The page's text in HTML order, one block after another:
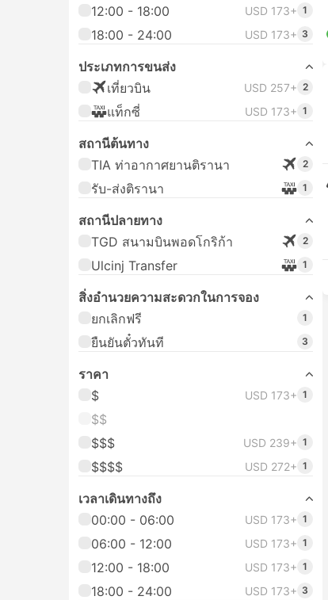
12:00 - 18:00 USD 173+ 1
18:00 - 24:00 USD 173+ 3
ประเภทการขนส่ง
เที่ยวบิน
USD 257+ 2
แท็กซี่ USD 173+ 1
สถานีต้นทาง
TIA ท่าอากาศยานติรานา
2
รับ-ส่งติรานา 1
สถานีปลายทาง
TGD สนามบินพอดโกริก้า
2
Ulcinj Transfer 1
สิ่งอํานวยความสะดวกในการจอง
ยกเลิกฟรี
1
ยืนยันตั๋วทันที 3
ราคา
$
USD 173+ 1
$$
$$$
USD 239+ 1
$$$$ USD 272+ 1
เวลาเดินทางถึง
00:00 - 06:00
USD 173+ 1
06:00 - 12:00 USD 173+ 1
12:00 - 18:00 USD 173+ 1
18:00 - 24:00 USD 173+ 3